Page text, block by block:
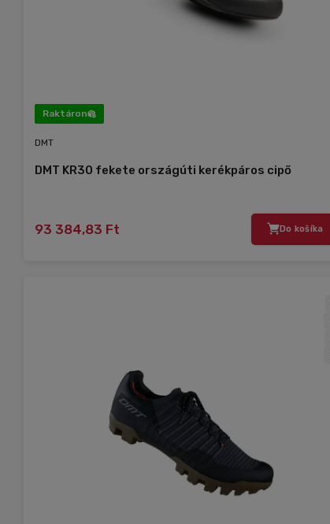
Raktáron
DMT
DMT KR30 fekete országúti kerékpáros cipő
93 384,83 Ft Do košíka